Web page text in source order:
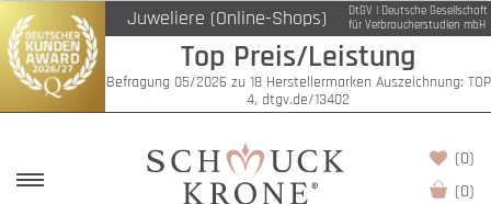
Juweliere (Online-Shops)
DtGV | Deutsche Gesellschaft
für Verbraucherstudien mbH
Top Preis/Leistung
Befragung 05/2026 zu 18 Herstellermarken Auszeichnung: TOP
4, dtgv.de/13402
(0)
(0)